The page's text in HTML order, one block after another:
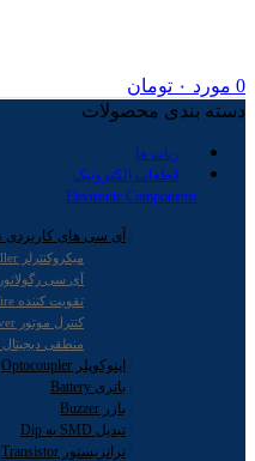
0 مورد ۰ تومان
دسته بندی محصولات
ربات ها
قطعات الکترونیک
Electronic Components
آی سی های کاربردی Integrated Circuits
میکروکنترلر Microcontroller
آی سی رگولاتور Regulator
تقویت کننده Operation Amplifire
کنترل موتور Motor Driver
منطقی دیجیتال Logic
اپتوکوپلر Optocoupler
باتری Battery
بازر Buzzer
تبدیل SMD به Dip
ترانزیستور Transistor